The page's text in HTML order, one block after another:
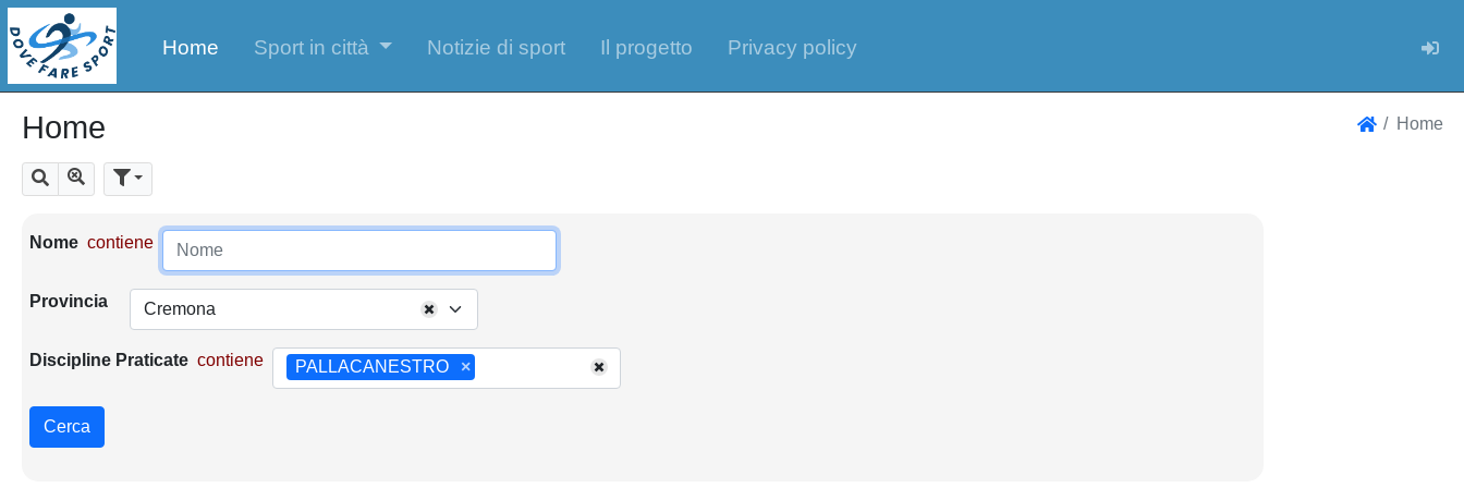
Home Sport in città Notizie di sport Il progetto Privacy policy
Home Home
Cerca Mostra tutti i risultati
Parametri di ricerca
Nome contiene
Provincia Cremona
Discipline Praticate contiene ×
PALLACANESTRO
Cerca